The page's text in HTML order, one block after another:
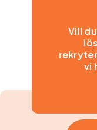
Vill
vi